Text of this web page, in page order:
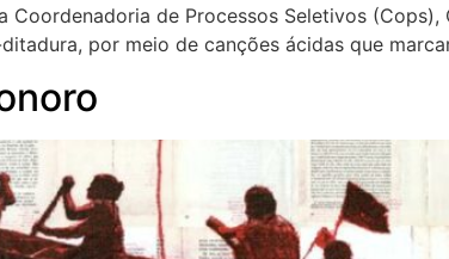
Coordenadoria de Processos Seletivos
por meio de canções ácidas que